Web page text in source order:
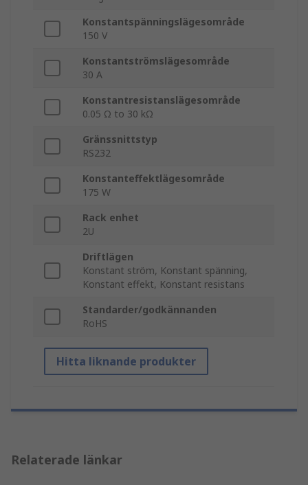
Konstantspänningslägesområde
150 V
Konstantströmslägesområde
30 A
Konstantresistanslägesområde
0.05 Ω to 30 kΩ
Gränssnittstyp
RS232
Konstanteffektlägesområde
175 W
Rack enhet
2U
Driftlägen
Konstant ström, Konstant spänning,
Konstant effekt, Konstant resistans
Standarder/godkännanden
RoHS
Hitta liknande produkter
Relaterade länkar